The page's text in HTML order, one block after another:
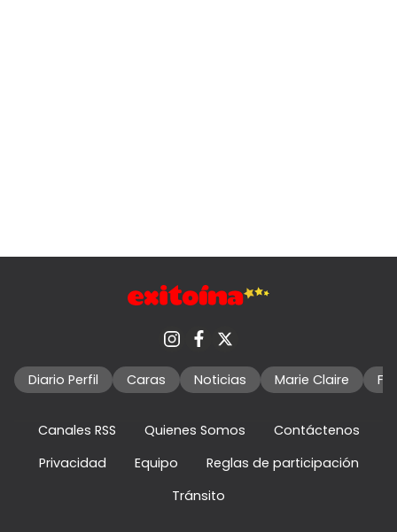
Diario Perfil Caras Noticias Marie Claire
Canales RSS Quienes Somos
Contáctenos
Privacidad
Equipo
Reglas de participación
Tránsito